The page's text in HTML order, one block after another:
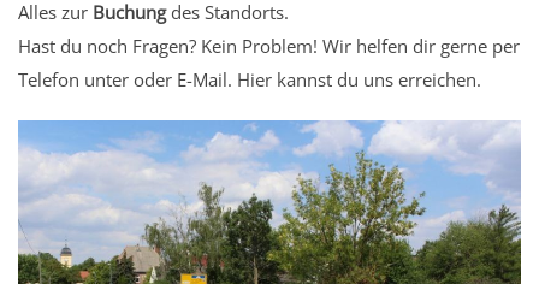
Alles zur Buchungdes Standorts.
Hast du noch Fragen? Kein Problem! Wir helfen dir gerne per
Telefon unter oder E-Mail. Hier kannst du uns erreichen.